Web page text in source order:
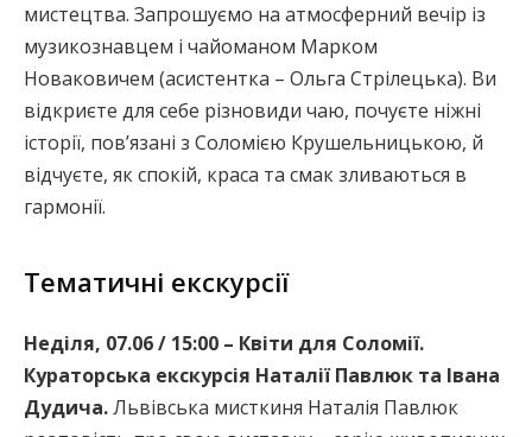
мистецтва. Запрошуємо на атмосферний вечір із
музикознавцем і чайоманом Марком
Новаковичем (асистентка – Ольга Стрілецька). Ви
відкриєте для себе різновиди чаю, почуєте ніжні
історії, пов’язані з Соломією Крушельницькою, й
відчуєте, як спокій, краса та смак зливаються в
гармонії.
Тематичні екскурсії
Неділя, 07.06 / 15:00 – Квіти для Соломії.
Кураторська екскурсія Наталії Павлюк та Івана
Дудича.Львівська мисткиня Наталія Павлюк